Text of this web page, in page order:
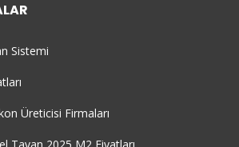
Sistemi
Üreticisi Firmaları